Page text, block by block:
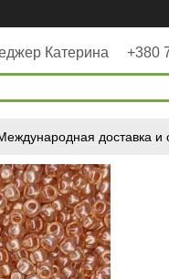
Катерина +380
доставка и